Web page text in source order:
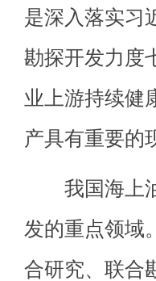
是深入落实习
勘探开发力度
业上游持续健
产具有重要的
我国海上油
发的重点领域
合研究、联合